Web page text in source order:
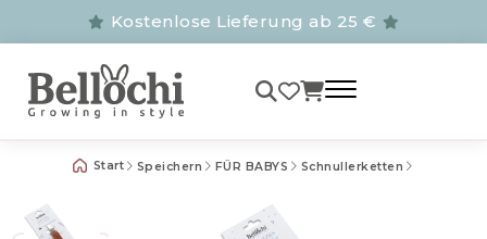
Kostenlose Lieferung ab 25 €
Start Speichern FÜR BABYS Schnullerketten